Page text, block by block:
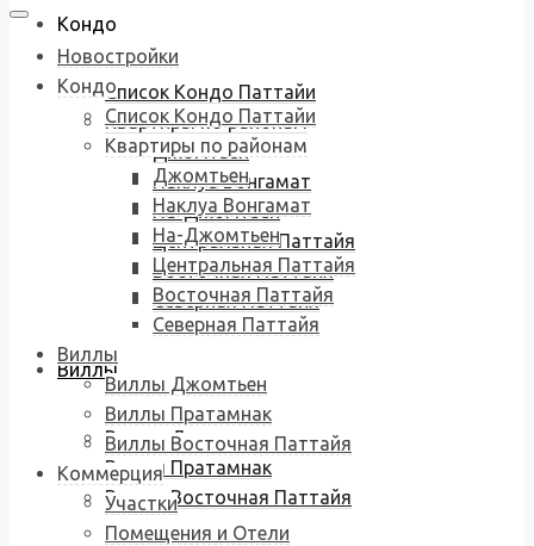
Кондо
Список Кондо Паттайи
Квартиры по районам
Джомтьен
Наклуа Вонгамат
На-Джомтьен
Центральная Паттайя
Восточная Паттайя
Северная Паттайя
Виллы
Виллы Джомтьен
Виллы Пратамнак
Виллы Восточная Паттайя
Новостройки
Кондо
Список Кондо Паттайи
Квартиры по районам
Джомтьен
Наклуа Вонгамат
На-Джомтьен
Центральная Паттайя
Восточная Паттайя
Северная Паттайя
Виллы
Виллы Джомтьен
Виллы Пратамнак
Виллы Восточная Паттайя
Коммерция
Участки
Помещения и Отели